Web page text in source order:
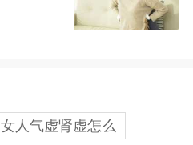
女人气虚肾虚怎么